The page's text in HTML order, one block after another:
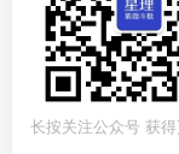
长按关注公众号 获